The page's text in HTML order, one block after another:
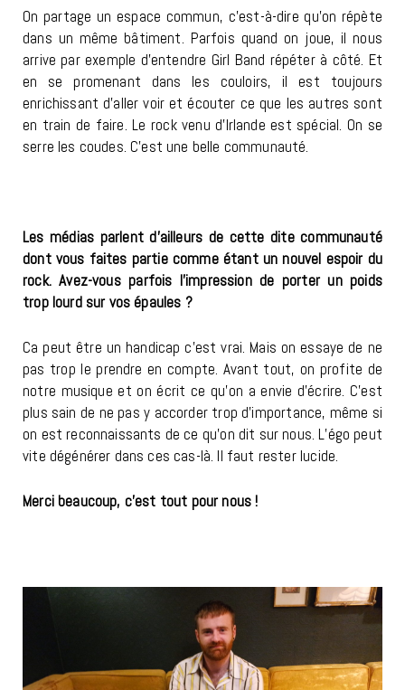
On partage un espace commun, c’est-à-dire qu’on répète
dans un même bâtiment. Parfois quand on joue, il nous
arrive par exemple d’entendre Girl Band répéter à côté. Et
en se promenant dans les couloirs, il est toujours
enrichissant d’aller voir et écouter ce que les autres sont
en train de faire. Le rock venu d’Irlande est spécial. On se
serre les coudes. C’est une belle communauté.
Les médias parlent d’ailleurs de cette dite communauté
dont vous faites partie comme étant un nouvel espoir du
rock. Avez-vous parfois l’impression de porter un poids
trop lourd sur vos épaules ?
Ca peut être un handicap c’est vrai. Mais on essaye de ne
pas trop le prendre en compte. Avant tout, on profite de
notre musique et on écrit ce qu’on a envie d’écrire. C’est
plus sain de ne pas y accorder trop d’importance, même si
on est reconnaissants de ce qu’on dit sur nous. L’égo peut
vite dégénérer dans ces cas-là. Il faut rester lucide.
Merci beaucoup, c’est tout pour nous !